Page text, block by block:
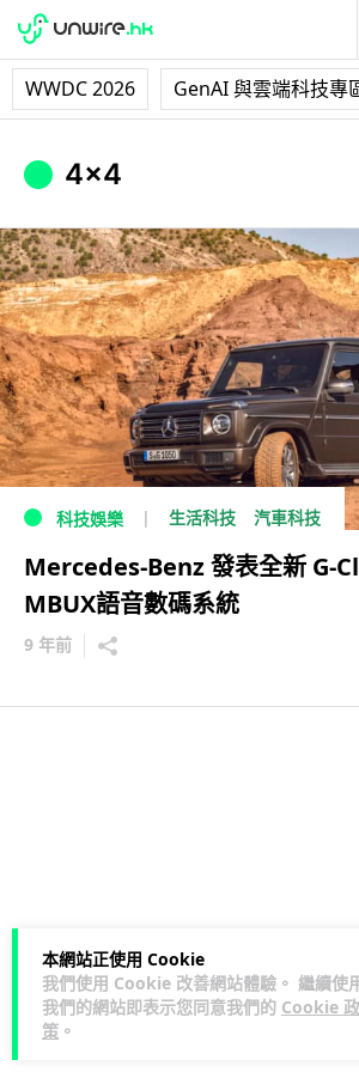
WWDC 2026 GenAI 與雲端科技專
本網站正使用 Cookie
我們使用 Cookie 改善網站體驗。 繼續使
我們的網站即表示您同意我們的 Cookie 政
策 。
4x4
科技娛樂 生活科技 汽車科技
Mercedes-Benz 發表全新 G-
MBUX語音數碼系統
9 年前